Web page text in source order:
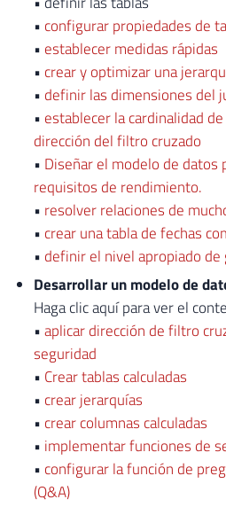
• configurar propiedades de
• establecer medidas rápidas
• crear y optimizar una
• definir las dimensiones del
• establecer la cardinalidad
dirección del filtro cruzado
• Diseñar el modelo de datos
requisitos de rendimiento.
• resolver relaciones de
• crear una tabla de fechas
• definir el nivel apropiado
Desarrollar un modelo de
Haga clic aquí para ver el
•aplicar dirección de filtro
seguridad
• Crear tablas calculadas
• crear jerarquías
• crear columnas calculadas
• implementar funciones de
• configurar la función de
(Q&A)